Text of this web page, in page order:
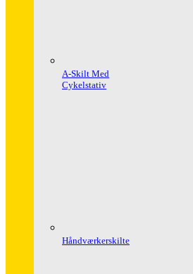
A-Skilt Med
Cykelstativ
Håndværkerskilte